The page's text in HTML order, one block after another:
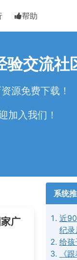
帮助
验交流社
源免费下载！
加入我们！
广
系统
近
纪录
给孩
《